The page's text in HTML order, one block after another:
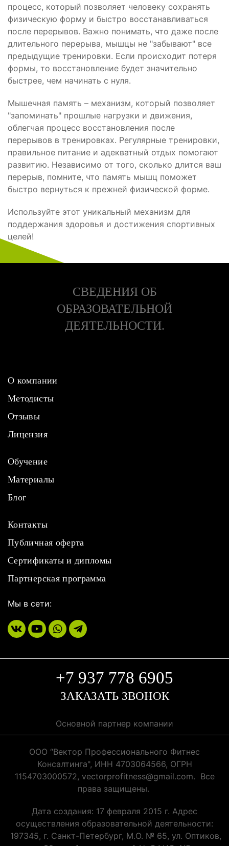
процесс, который позволяет человеку сохранять
физическую форму и быстро восстанавливаться
после перерывов. Важно понимать, что даже после
длительного перерыва, мышцы не "забывают" все
предыдущие тренировки. Если происходит потеря
формы, то восстановление будет значительно
быстрее, чем начинать с нуля.
Мышечная память – механизм, который позволяет
"запоминать" прошлые нагрузки и движения,
облегчая процесс восстановления после
перерывов в тренировках. Регулярные тренировки,
правильное питание и адекватный отдых помогают
развитию. Независимо от того, сколько длится ваш
перерыв, помните, что память мышц поможет
быстро вернуться к прежней физической форме.
Используйте этот уникальный механизм для
поддержания здоровья и достижения спортивных
целей!
СВЕДЕНИЯ ОБ
ОБРАЗОВАТЕЛЬНОЙ
ДЕЯТЕЛЬНОСТИ.
О компании
Методисты
Отзывы
Лицензия
Обучение
Материалы
Блог
Контакты
Публичная оферта
Сертификаты и дипломы
Партнерская программа
Мы в сети:
+7 937 778 6905
ЗАКАЗАТЬ ЗВОНОК
Основной партнер компании
ООО “Вектор Профессионального Фитнес
Консалтинга", ИНН 4703064566, ОГРН
1154703000572, vectorprofitness@gmail.com. Все
права защищены.
Дата создания: 17 февраля 2015 г. Адрес
осуществления образовательной деятельности:
197345, г. Санкт-Петербург, М.О. № 65, ул. Оптиков,